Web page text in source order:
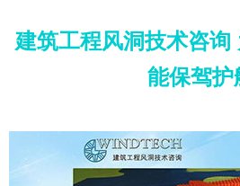
建筑工程风洞技术咨询
能保驾护